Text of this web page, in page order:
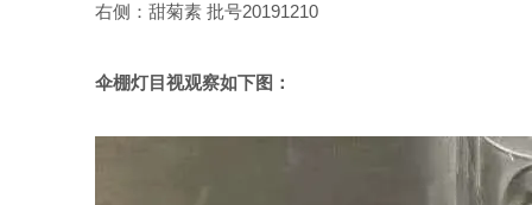
右侧：甜菊素 批号20191210
伞棚灯目视观察如下图：